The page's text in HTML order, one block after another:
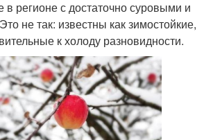
в регионе с достаточно суровыми и
не так: известны как зимостойкие,
к холоду разновидности.